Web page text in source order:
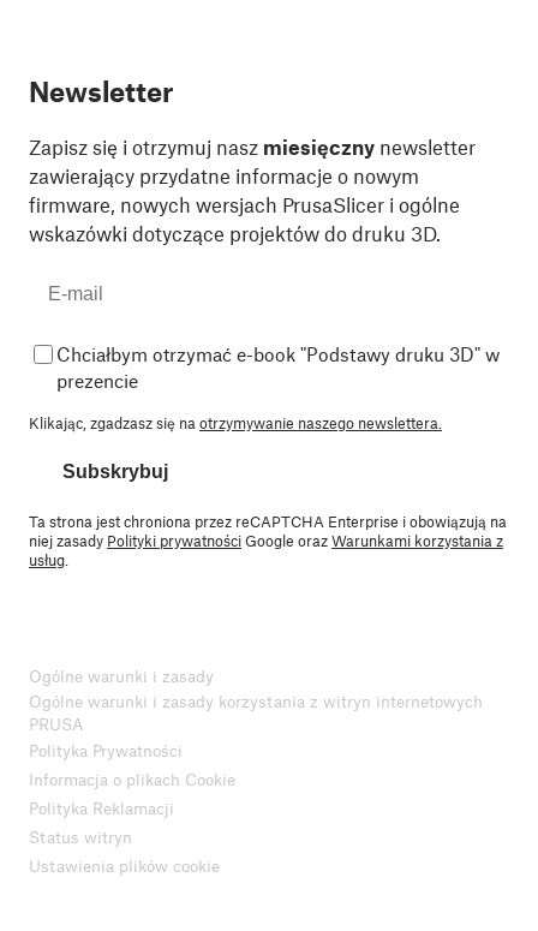
Newsletter
Zapisz się i otrzymuj nasz miesięczny newsletter
zawierający przydatne informacje o nowym
firmware, nowych wersjach PrusaSlicer i ogólne
wskazówki dotyczące projektów do druku 3D.
Chciałbym otrzymać e-book "Podstawy druku 3D" w
prezencie
Klikając, zgadzasz się na otrzymywanie naszego newslettera.
Subskrybuj
Ta strona jest chroniona przez reCAPTCHA Enterprise i obowiązują na
niej zasady Polityki prywatnościGoogle orazWarunkami korzystania z
usług
Ogólne warunki i zasady
Ogólne warunki i zasady korzystania z witryn internetowych
PRUSA
Polityka Prywatności
Informacja o plikach Cookie
Polityka Reklamacji
Status witryn
Ustawienia plików cookie